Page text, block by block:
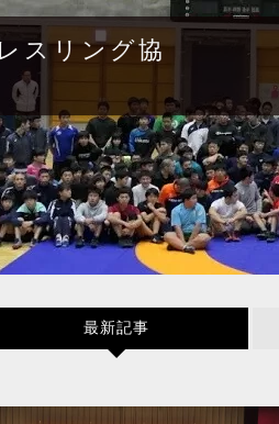
スリング協
最新記事